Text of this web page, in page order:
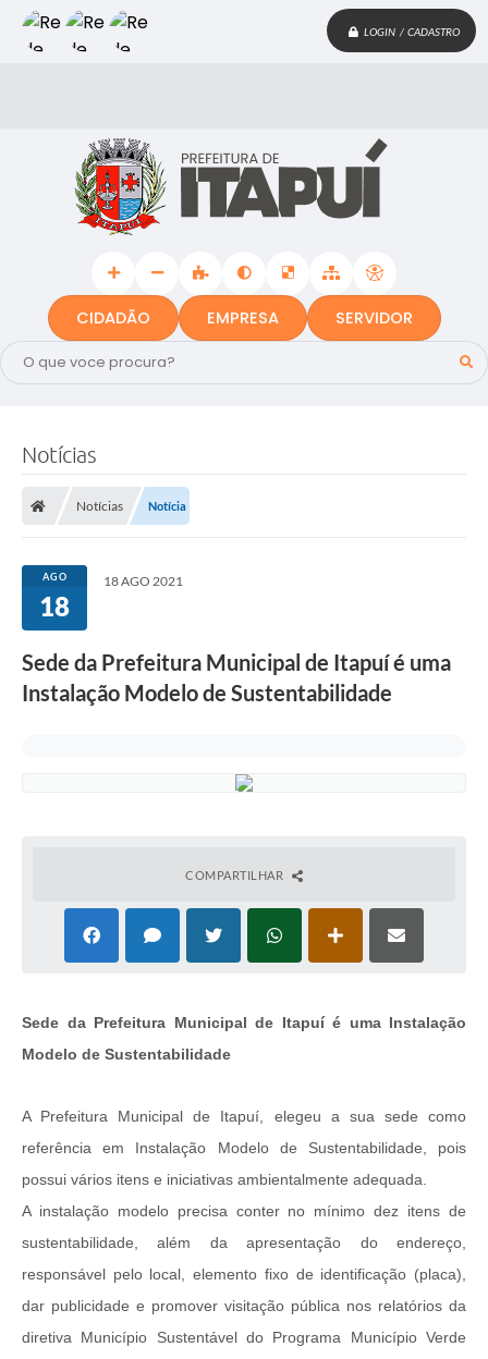
LOGIN / CADASTRO
CIDADÃO EMPRESA SERVIDOR
Notícias
Notícias Notícia
AGO
18
18 AGO 2021
Sede da Prefeitura Municipal de Itapuí é uma
Instalação Modelo de Sustentabilidade
COMPARTILHAR
Sede da Prefeitura Municipal de Itapuí é uma Instalação
Modelo de Sustentabilidade
A Prefeitura Municipal de Itapuí, elegeu a sua sede como
referência em Instalação Modelo de Sustentabilidade, pois
possui vários itens e iniciativas ambientalmente adequada.
A instalação modelo precisa conter no mínimo dez itens de
sustentabilidade, além da apresentação do endereço,
responsável pelo local, elemento fixo de identificação (placa),
dar publicidade e promover visitação pública nos relatórios da
diretiva Município Sustentável do Programa Município Verde